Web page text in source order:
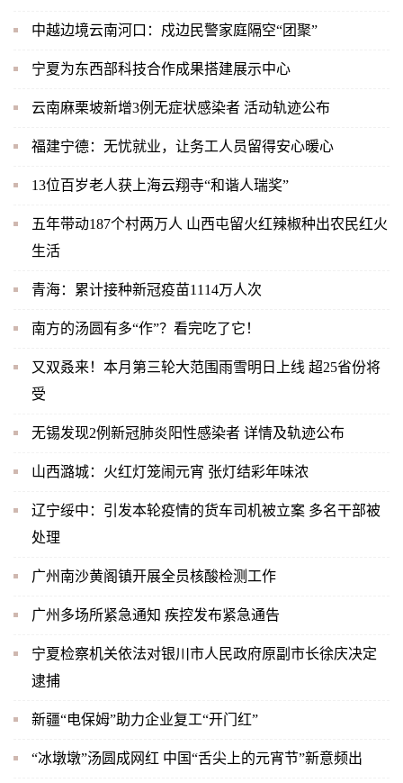
中越边境云南河口：戍边民警家庭隔空“团聚”
宁夏为东西部科技合作成果搭建展示中心
云南麻栗坡新增3例无症状感染者 活动轨迹公布
福建宁德：无忧就业，让务工人员留得安心暖心
13位百岁老人获上海云翔寺“和谐人瑞奖”
五年带动187个村两万人 山西屯留火红辣椒种出农民红火
生活
青海：累计接种新冠疫苗1114万人次
南方的汤圆有多“作”？看完吃了它！
又双叒来！本月第三轮大范围雨雪明日上线 超25省份将
受
无锡发现2例新冠肺炎阳性感染者 详情及轨迹公布
山西潞城：火红灯笼闹元宵 张灯结彩年味浓
辽宁绥中：引发本轮疫情的货车司机被立案 多名干部被
处理
广州南沙黄阁镇开展全员核酸检测工作
广州多场所紧急通知 疾控发布紧急通告
宁夏检察机关依法对银川市人民政府原副市长徐庆决定
逮捕
新疆“电保姆”助力企业复工“开门红”
“冰墩墩”汤圆成网红 中国“舌尖上的元宵节”新意频出